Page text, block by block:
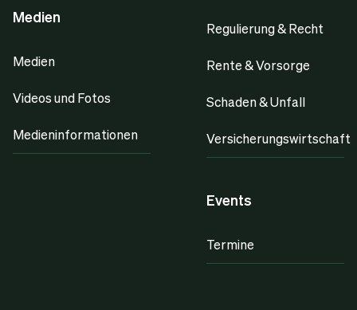
Medien
Medien
Videos und Fotos
Medieninformationen
Regulierung & Recht
Rente & Vorsorge
Schaden & Unfall
Versicherungswirtschaft
Events
Termine